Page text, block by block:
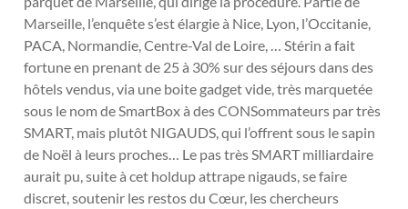
Marseille, l’enquête s’est élargie à Nice, Lyon, l’Occitanie,
PACA, Normandie, Centre-Val de Loire, … Stérin a fait
fortune en prenant de 25 à 30% sur des séjours dans des
hôtels vendus, via une boite gadget vide, très marquetée
sous le nom de SmartBox à des CONSommateurs par très
SMART, mais plutôt NIGAUDS, qui l’offrent sous le sapin
de Noël à leurs proches… Le pas très SMART milliardaire
aurait pu, suite à cet holdup attrape nigauds, se faire
discret, soutenir les restos du Cœur, les chercheurs